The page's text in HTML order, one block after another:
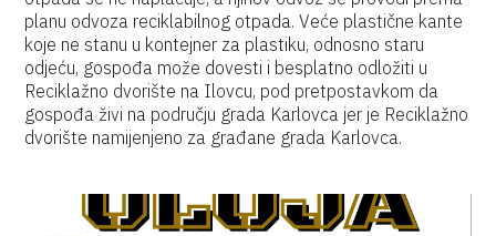
planu odvoza reciklabilnog otpada.Veće plastične kante
koje ne stanu u kontejner za plastiku, odnosno staru
odjeću, gospođa može dovesti i besplatno odložiti u
Reciklažno dvorište na Ilovcu, pod pretpostavkom da
gospođa živi na području grada Karlovca jer je Reciklažno
dvorište namijenjeno za građane grada Karlovca.